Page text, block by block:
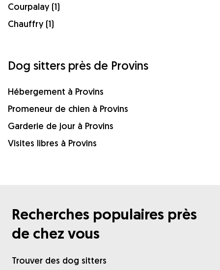
Courpalay (1)
Chauffry (1)
Dog sitters près de Provins
Hébergement à Provins
Promeneur de chien à Provins
Garderie de jour à Provins
Visites libres à Provins
Recherches populaires près
de chez vous
Trouver des dog sitters